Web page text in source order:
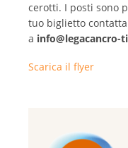
cerotti. I posti sono
tuo biglietto
a info@legacancro-
Scarica il flyer